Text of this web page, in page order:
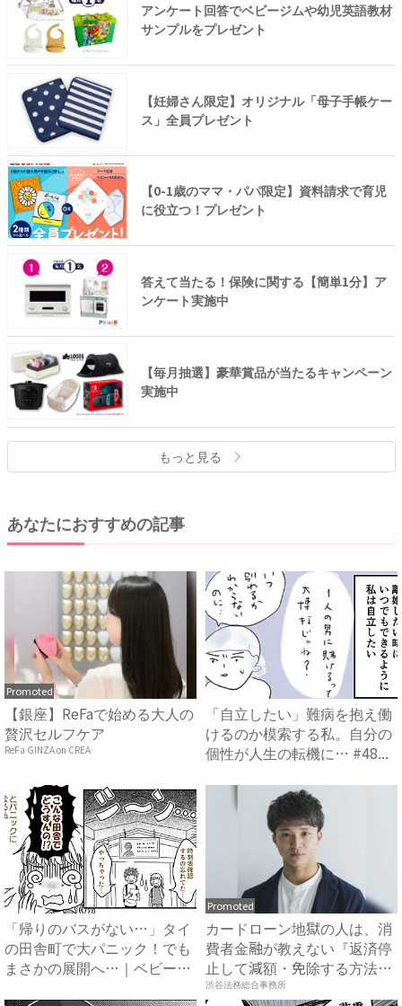
アンケート回答でベビージムや幼児英語教材
サンプルをプレゼント
【妊婦さん限定】オリジナル「母子手帳ケー
ス」全員プレゼント
【0-1歳のママ・パパ限定】資料請求で育児
に役立つ！プレゼント
答えて当たる！保険に関する【簡単1分】ア
ンケート実施中
【毎月抽選】豪華賞品が当たるキャンペーン
実施中
もっと見る
あなたにおすすめの記事
Promoted
【銀座】ReFaで始める大人の
贅沢セルフケア
ReFa GINZA on CREA
「自立したい」難病を抱え働
けるのか模索する私。自分の
個性が人生の転機に… #48...
「帰りのバスがない…」タイ
の田舎町で大パニック！でも
まさかの展開へ…｜ベビーカ
Promoted
カードローン地獄の人は、消
費者金融が教えない『返済停
止して減額・免除する方法』
で...
渋谷法務総合事務所